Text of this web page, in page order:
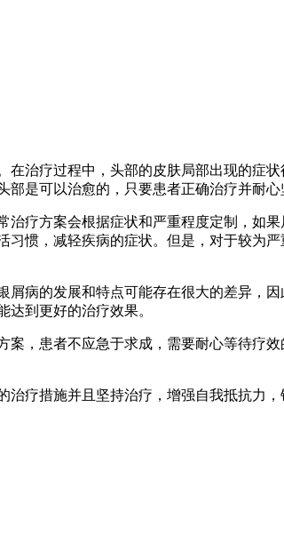
治疗过程中，头部的皮肤局部出现的症
是可以治愈的，只要患者正确治疗并耐心
疗方案会根据症状和严重程度定制，如
惯，减轻疾病的症状。但是，对于较为
病的发展和特点可能存在很大的差异，
到更好的治疗效果。
，患者不应急于求成，需要耐心等待疗
疗措施并且坚持治疗，增强自我抵抗力